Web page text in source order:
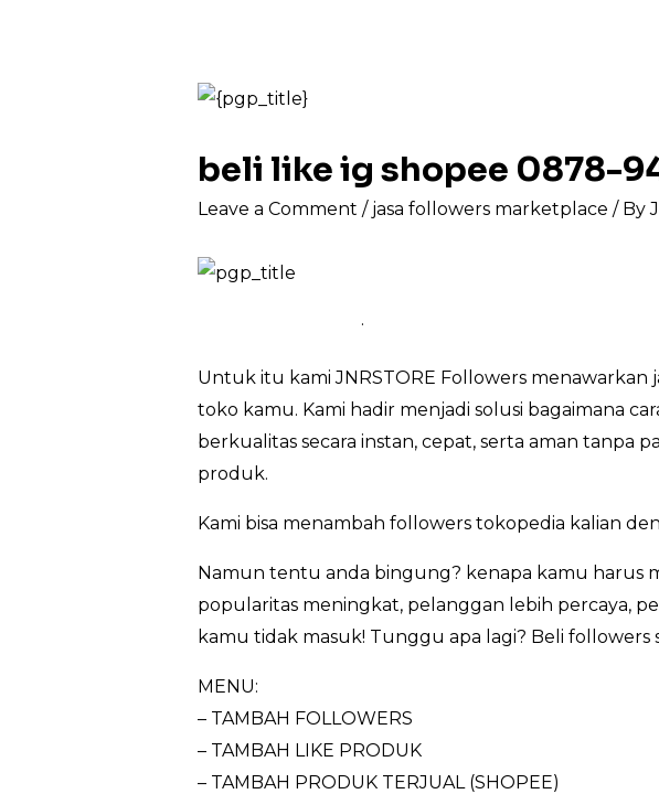
beli like ig shopee 0878-
Leave a Comment / jasa followers marketplace / By
.
Untuk itu kami JNRSTORE Followers
toko kamu. Kami hadir menjadi solusi bagaimana
berkualitas secara instan, cepat, serta aman tanpa
produk.
Kami bisa menambah followers tokopedia kalian
Namun tentu anda bingung? kenapa kamu harus
popularitas meningkat, pelanggan lebih percaya,
kamu tidak masuk! Tunggu apa lagi? Beli followers
MENU:
– TAMBAH FOLLOWERS
– TAMBAH LIKE PRODUK
– TAMBAH PRODUK TERJUAL (SHOPEE)